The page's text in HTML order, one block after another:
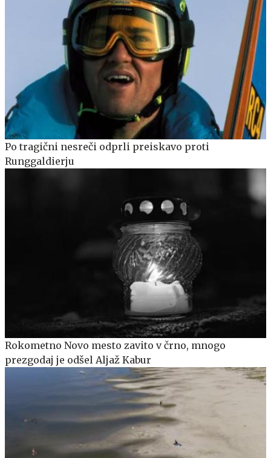
Po tragični nesreči odprli preiskavo proti
Runggaldierju
Rokometno Novo mesto zavito v črno, mnogo
prezgodaj je odšel Aljaž Kabur